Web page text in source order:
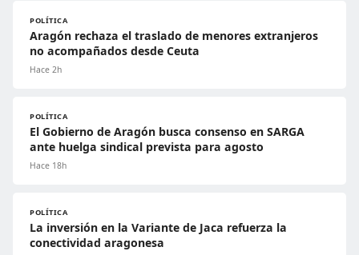
POLÍTICA
Aragón rechaza el traslado de menores extranjeros
no acompañados desde Ceuta
Hace 2h
POLÍTICA
El Gobierno de Aragón busca consenso en SARGA
ante huelga sindical prevista para agosto
Hace 18h
POLÍTICA
La inversión en la Variante de Jaca refuerza la
conectividad aragonesa